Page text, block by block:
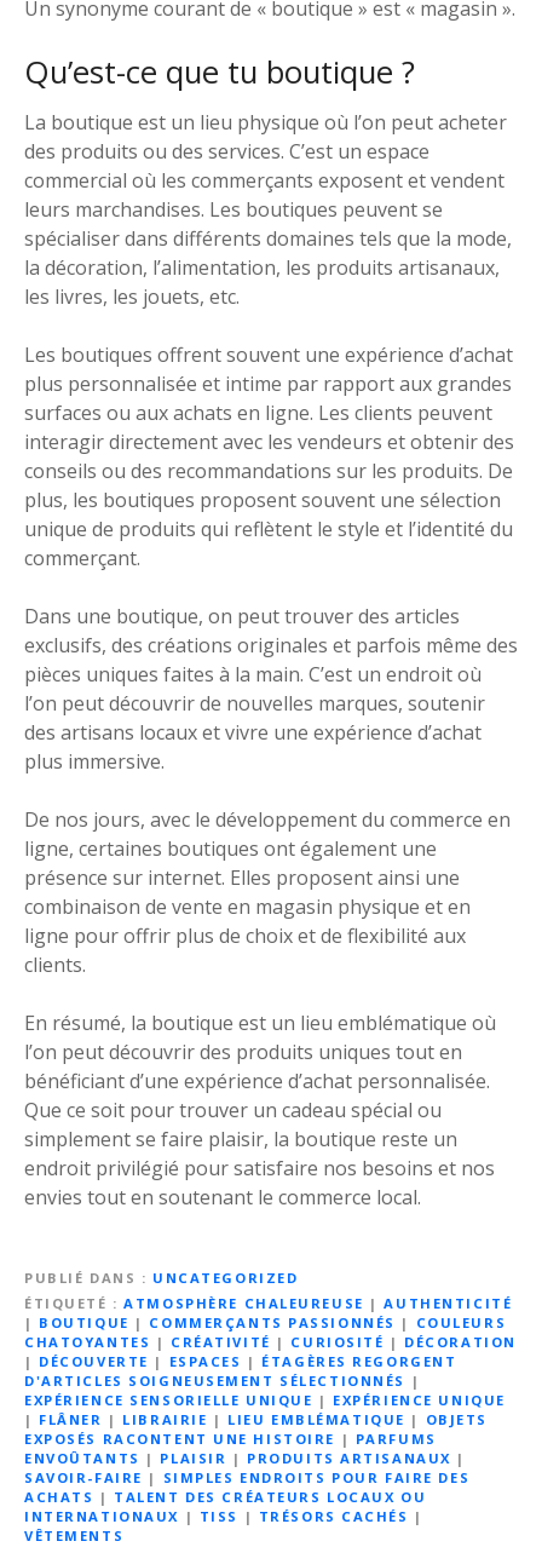
Un synonyme courant de « boutique » est « magasin ».
Qu’est-ce que tu boutique ?
La boutique est un lieu physique où l’on peut acheter
des produits ou des services. C’est un espace
commercial où les commerçants exposent et vendent
leurs marchandises. Les boutiques peuvent se
spécialiser dans différents domaines tels que la mode,
la décoration, l’alimentation, les produits artisanaux,
les livres, les jouets, etc.
Les boutiques offrent souvent une expérience d’achat
plus personnalisée et intime par rapport aux grandes
surfaces ou aux achats en ligne. Les clients peuvent
interagir directement avec les vendeurs et obtenir des
conseils ou des recommandations sur les produits. De
plus, les boutiques proposent souvent une sélection
unique de produits qui reflètent le style et l’identité du
commerçant.
Dans une boutique, on peut trouver des articles
exclusifs, des créations originales et parfois même des
pièces uniques faites à la main. C’est un endroit où
l’on peut découvrir de nouvelles marques, soutenir
des artisans locaux et vivre une expérience d’achat
plus immersive.
De nos jours, avec le développement du commerce en
ligne, certaines boutiques ont également une
présence sur internet. Elles proposent ainsi une
combinaison de vente en magasin physique et en
ligne pour offrir plus de choix et de flexibilité aux
clients.
En résumé, la boutique est un lieu emblématique où
l’on peut découvrir des produits uniques tout en
bénéficiant d’une expérience d’achat personnalisée.
Que ce soit pour trouver un cadeau spécial ou
simplement se faire plaisir, la boutique reste un
endroit privilégié pour satisfaire nos besoins et nos
envies tout en soutenant le commerce local.
PUBLIÉ DANS
UNCATEGORIZED
ÉTIQUETÉ
ATMOSPHÈRE CHALEUREUSE |AUTHENTICITÉ
| BOUTIQUE | COMMERÇANTS PASSIONNÉS | COULEURS
CHATOYANTES | CRÉATIVITÉ | CURIOSITÉ | DÉCORATION
| DÉCOUVERTE | ESPACES | ÉTAGÈRES REGORGENT
D'ARTICLES SOIGNEUSEMENT SÉLECTIONNÉS
|
EXPÉRIENCE SENSORIELLE UNIQUE | EXPÉRIENCE UNIQUE
| FLÂNER | LIBRAIRIE | LIEU EMBLÉMATIQUE | OBJETS
EXPOSÉS RACONTENT UNE HISTOIRE | PARFUMS
ENVOÛTANTS | PLAISIR | PRODUITS ARTISANAUX |
SAVOIR-FAIRE | SIMPLES ENDROITS POUR FAIRE DES
ACHATS | TALENT DES CRÉATEURS LOCAUX OU
INTERNATIONAUX | TISS | TRÉSORS CACHÉS |
VÊTEMENTS